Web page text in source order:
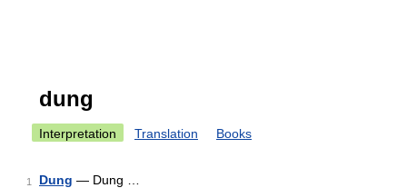
dung
Interpretation Translation Books
1 Dung — Dung …